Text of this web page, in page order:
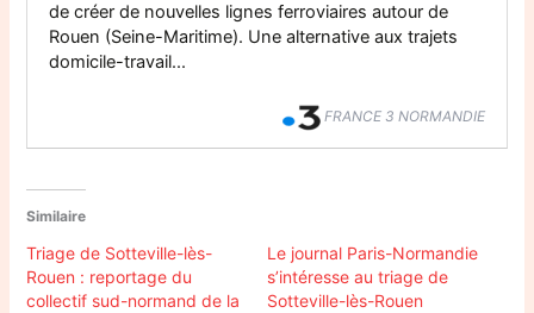
de créer de nouvelles lignes ferroviaires autour de
Rouen (Seine-Maritime). Une alternative aux trajets
domicile-travail...
FRANCE 3 NORMANDIE
Similaire
Triage de Sotteville-lès-
Rouen : reportage du
collectif sud-normand de la
Le journal Paris-Normandie
s’intéresse au triage de
Sotteville-lès-Rouen